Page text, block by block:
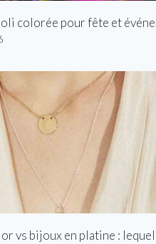
colorée pour fête et
vs bijoux en platine :